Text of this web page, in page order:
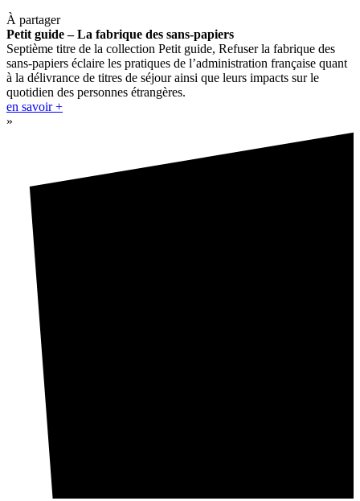
À partager
Petit guide – La fabrique des sans-papiers
Septième titre de la collection Petit guide, Refuser la fabrique des
sans-papiers éclaire les pratiques de l’administration française quant
à la délivrance de titres de séjour ainsi que leurs impacts sur le
quotidien des personnes étrangères.
en savoir +
»